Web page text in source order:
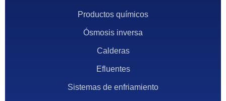
Productos químicos
Ósmosis inversa
Calderas
Efluentes
Sistemas de enfriamiento